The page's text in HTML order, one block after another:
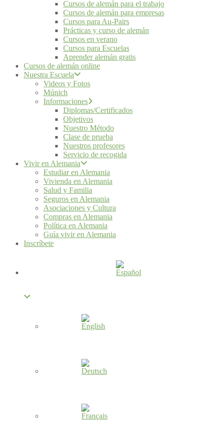
Cursos de alemán para el trabajo
Cursos de alemán para empresas
Cursos para Au-Pairs
Prácticas y curso de alemán
Cursos en verano
Cursos para Escuelas
Aprender alemán gratis
Cursos de alemán online
Nuestra Escuela
Videos y Fotos
Múnich
Informaciones
Diplomas/Certificados
Objetivos
Nuestro Método
Clase de prueba
Nuestros profesores
Servicio de recogida
Vivir en Alemania
Estudiar en Alemania
Vivienda en Alemania
Salud y Familia
Seguros en Alemania
Asociaciones y Cultura
Compras en Alemania
Política en Alemania
Guía vivir en Alemania
Inscríbete